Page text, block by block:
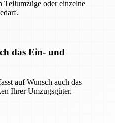
Teilumzüge oder einzelne
das Ein- und
auf Wunsch auch das
Ihrer Umzugsgüter.